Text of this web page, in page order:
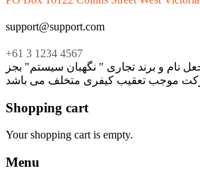
support@support.com
+61 3 1234 4567
نام و برند تجاری " نگهبان سیستم" بجز
موجب تعقیب کیفری متخلف می باشد
Shopping cart
Your shopping cart is empty.
Menu